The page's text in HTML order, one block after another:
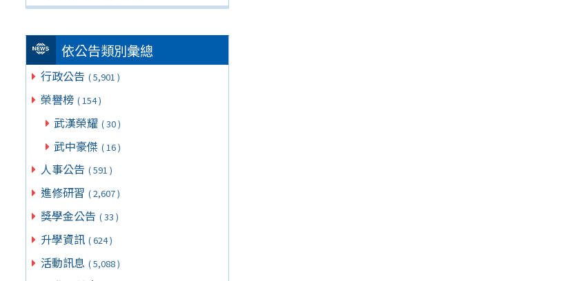
依公告類別彙總
行政公告 ( 5,901 )
榮譽榜 ( 154 )
武漢榮耀 ( 30 )
武中豪傑 ( 16 )
人事公告 ( 591 )
進修研習 ( 2,607 )
獎學金公告 ( 33 )
升學資訊 ( 624 )
活動訊息 ( 5,088 )